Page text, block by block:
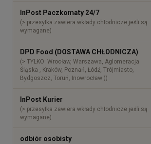
InPost Paczkomaty 24/7
(> przesyłka zawiera wkłady chłodnicze jeśli są
wymagane)
DPD Food (DOSTAWA CHŁODNICZA)
(> TYLKO: Wrocław, Warszawa, Aglomeracja
Śląska , Kraków, Poznań, Łódź, Trójmiasto,
Bydgoszcz, Toruń, Inowrocław ))
InPost Kurier
(> przesyłka zawiera wkłady chłodnicze jeśli są
wymagane)
odbiór osobisty